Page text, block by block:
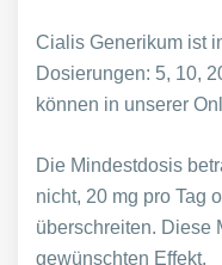
Cialis Generikum ist
Dosierungen: 5, 10,
können in unserer
Die Mindestdosis
nicht, 20 mg pro Tag
überschreiten. Diese
gewünschten Effekt.